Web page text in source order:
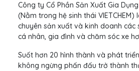
Công ty Cổ Phần Sản Xuất Gia
(Nằm trong hệ sinh thái VIETCHEM)
chuyên sản xuất và kinh doanh các
cá nhân, gia đình và chăm sóc xe
Suốt hơn 20 hình thành và phát
không ngừng phấn đấu trở thành